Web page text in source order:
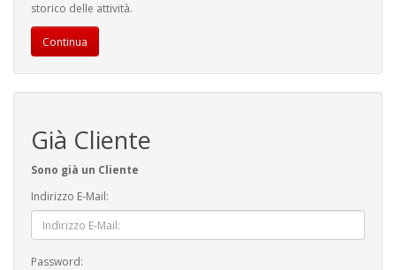
storico delle attività.
Continua
Già Cliente
Sono già un Cliente
Indirizzo E-Mail:
Password: